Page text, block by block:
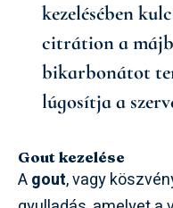
kezelésében
citrátion a
bikarbonátot
lúgosítja a
Gout kezelése
Agout, vagy